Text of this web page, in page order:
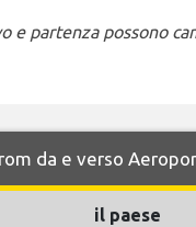
e partenza possono
da e verso
il paese